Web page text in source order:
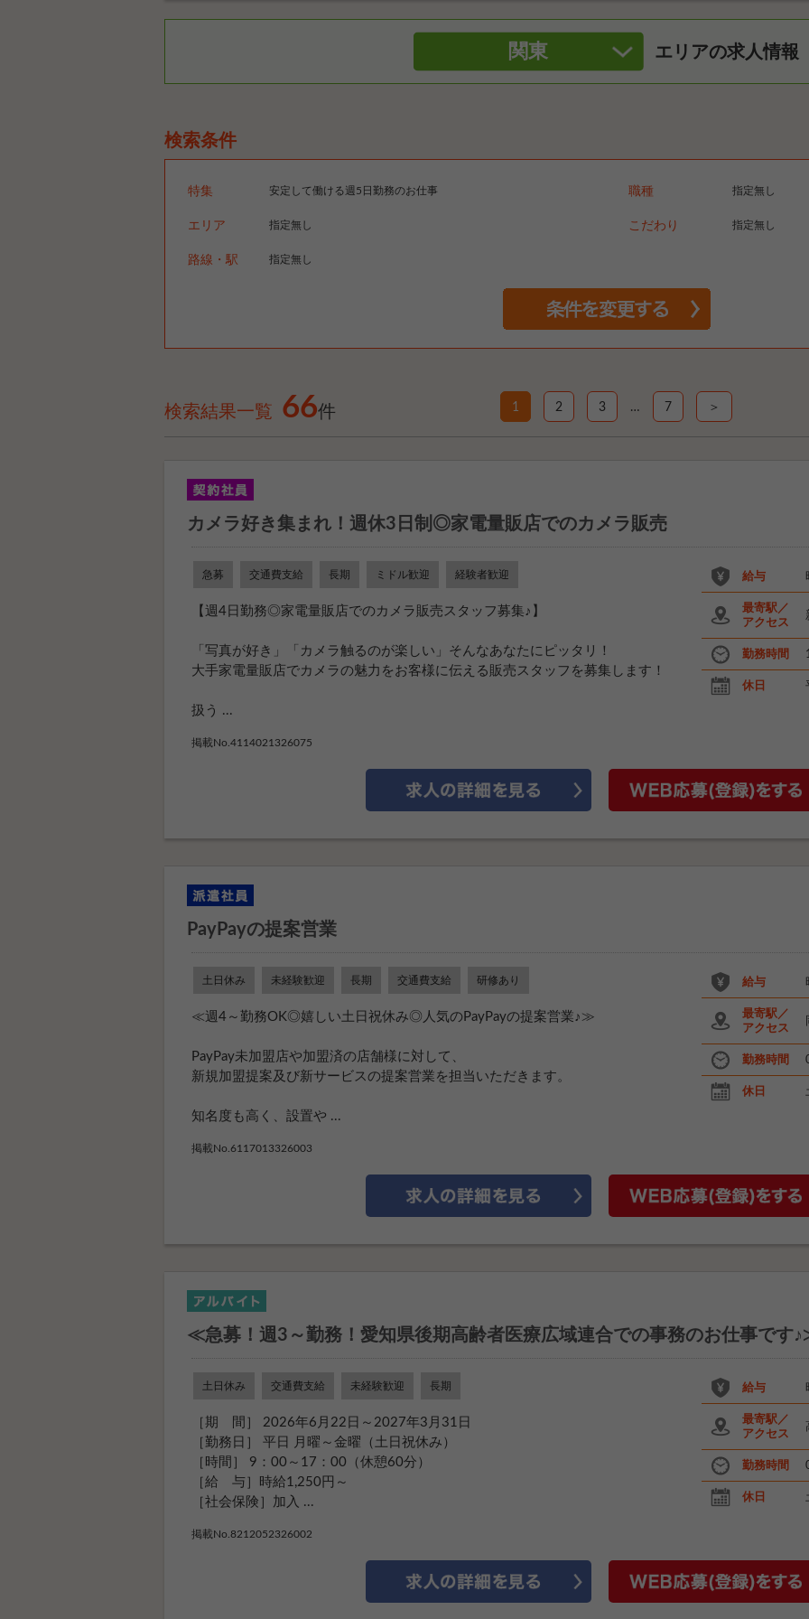
関東 エリアの求人情報
検索条件
特集 安定して働ける週5日勤務のお仕事
エリア 指定無し
路線・駅 指定無し
職種 指定無し
こだわり 指定無し
検索結果一覧 66件 1 2 3 … 7 ＞
カメラ好き集まれ！週休3日制◎家電量販店でのカメラ販売
急募 交通費支給 長期 ミドル歓迎 経験者歓迎
【週4日勤務◎家電量販店でのカメラ販売スタッフ募集♪】
「写真が好き」「カメラ触るのが楽しい」そんなあなたにピッタリ！
大手家電量販店でカメラの魅力をお客様に伝える販売スタッフを募集します！
扱う ...
掲載No.4114021326075
給与
最寄駅／
アクセス
勤務時間
休日
PayPayの提案営業
土日休み 未経験歓迎 長期 交通費支給 研修あり
≪週4～勤務OK◎嬉しい土日祝休み◎人気のPayPayの提案営業♪≫
PayPay未加盟店や加盟済の店舗様に対して、
新規加盟提案及び新サービスの提案営業を担当いただきます。
知名度も高く、設置や ...
掲載No.6117013326003
給与
最寄駅／
アクセス
勤務時間
休日
≪急募！週3～勤務！愛知県後期高齢者医療広域連合での事務のお仕事です
土日休み 交通費支給 未経験歓迎 長期
［期 間］ 2026年6月22日～2027年3月31日
［勤務日］ 平日 月曜～金曜（土日祝休み）
［時間］ 9：00～17：00（休憩60分）
［給 与］時給1,250円～
［社会保険］加入 ...
掲載No.8212052326002
給与
最寄駅／
アクセス
勤務時間
休日